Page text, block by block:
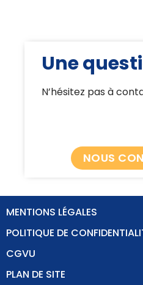
Une
N’hésitez pas à
NOUS
MENTIONS LÉGALES
POLITIQUE DE
CGVU
PLAN DE SITE